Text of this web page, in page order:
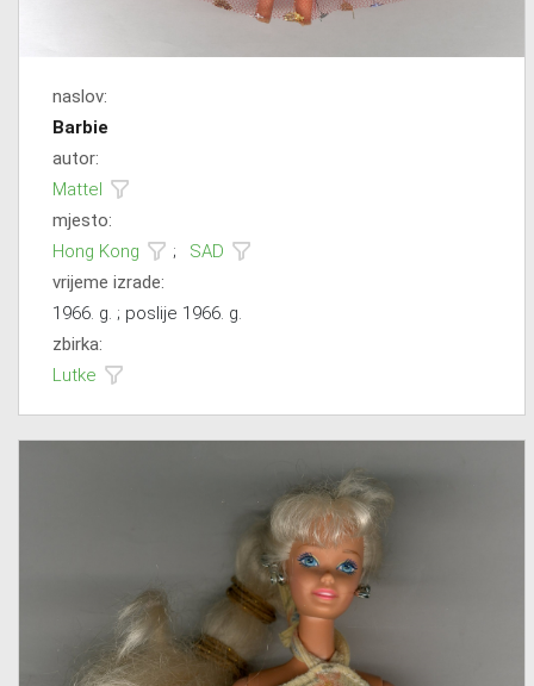
naslov:
Barbie
autor:
Mattel
mjesto:
Hong Kong
;
SAD
vrijeme izrade:
1966. g. ; poslije 1966. g.
zbirka:
Lutke